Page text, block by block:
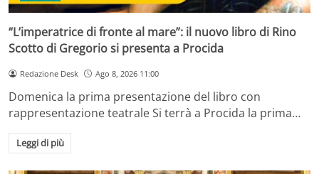
“L’imperatrice di fronte al mare”: il nuovo libro di Rino
Scotto di Gregorio si presenta a Procida
Redazione Desk Ago 8, 2026 11:00
Domenica la prima presentazione del libro con
rappresentazione teatrale Si terrà a Procida la prima…
Leggi di più